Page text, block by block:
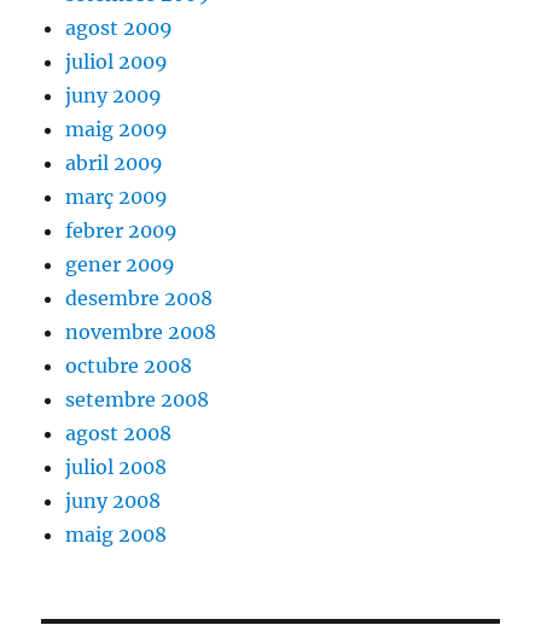
agost 2009
juliol 2009
juny 2009
maig 2009
abril 2009
març 2009
febrer 2009
gener 2009
desembre 2008
novembre 2008
octubre 2008
setembre 2008
agost 2008
juliol 2008
juny 2008
maig 2008